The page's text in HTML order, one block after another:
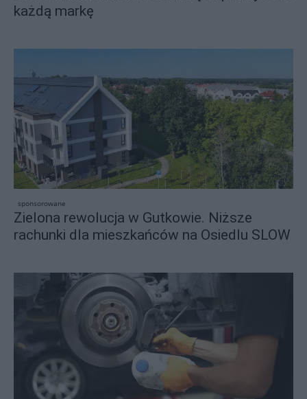
każdą markę
sponsorowane
Zielona rewolucja w Gutkowie. Niższe
rachunki dla mieszkańców na Osiedlu SLOW